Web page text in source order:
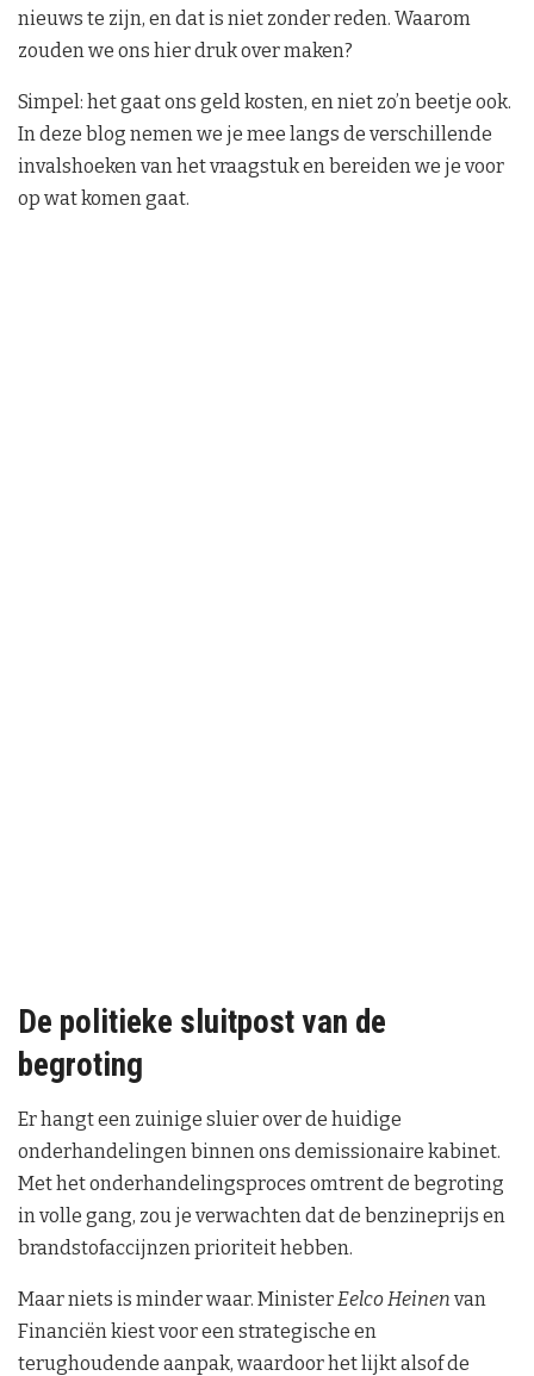
nieuws te zijn, en dat is niet zonder reden. Waarom
zouden we ons hier druk over maken?
Simpel: het gaat ons geld kosten, en niet zo’n beetje ook.
In deze blog nemen we je mee langs de verschillende
invalshoeken van het vraagstuk en bereiden we je voor
op wat komen gaat.
De politieke sluitpost van de
begroting
Er hangt een zuinige sluier over de huidige
onderhandelingen binnen ons demissionaire kabinet.
Met het onderhandelingsproces omtrent de begroting
in volle gang, zou je verwachten dat de benzineprijs en
brandstofaccijnzen prioriteit hebben.
Maar niets is minder waar. Minister Eelco Heinen van
Financiën kiest voor een strategische en
terughoudende aanpak, waardoor het lijkt alsof de